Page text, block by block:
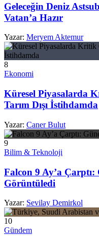
Geleceğin Deniz
Vatan’a Hazır
Yazar: Meryem Aktemur
8
Ekonomi
Küresel Piyasalarda
Tarım Dışı İstihdamda
Yazar: Caner Bulut
9
Bilim & Teknoloji
Falcon 9 Ay’a
Görüntüledi
Yazar: Sevilay Demirkol
10
Gündem